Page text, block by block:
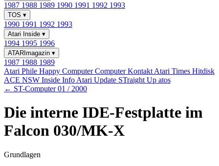
1987 1988 1989 1990 1991 1992 1993
TOS ▾
1990 1991 1992 1993
Atari Inside ▾
1994 1995 1996
ATARImagazin ▾
1987 1988 1989
Atari Phile Happy ComputerComputer Kontakt Atari Times Hitdisk
ACE NSW Inside Info Atari Update STraight Up atos
← ST-Computer 01 / 2000
Die interne IDE-Festplatte im
Falcon 030/MK-X
Grundlagen